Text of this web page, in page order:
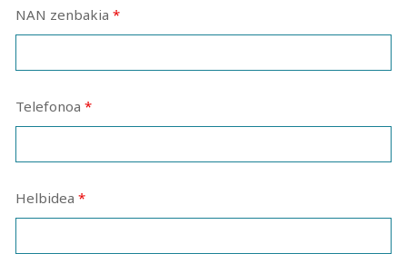
NAN zenbakia *
Telefonoa *
Helbidea *